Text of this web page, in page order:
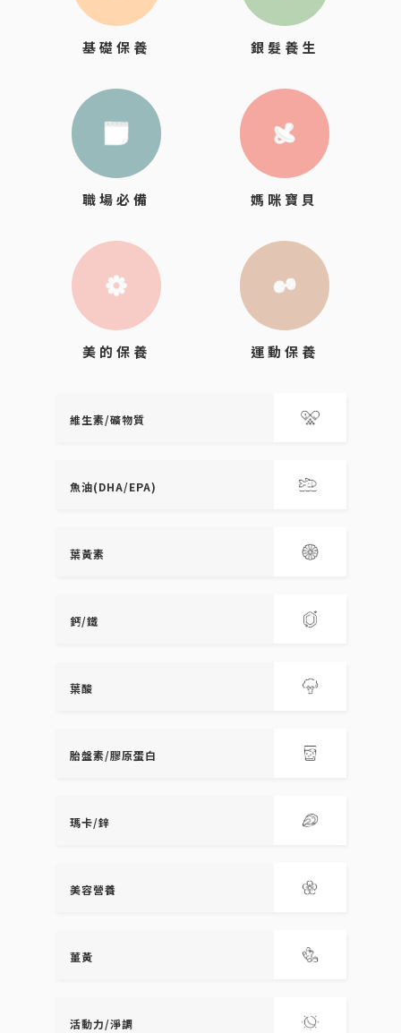
基礎保養 銀髮養生
職場必備 媽咪寶貝
美的保養 運動保養
維生素/礦物質
魚油(DHA/EPA)
葉黃素
鈣/鐵
葉酸
胎盤素/膠原蛋白
瑪卡/鋅
美容營養
薑黃
活動力/淨調